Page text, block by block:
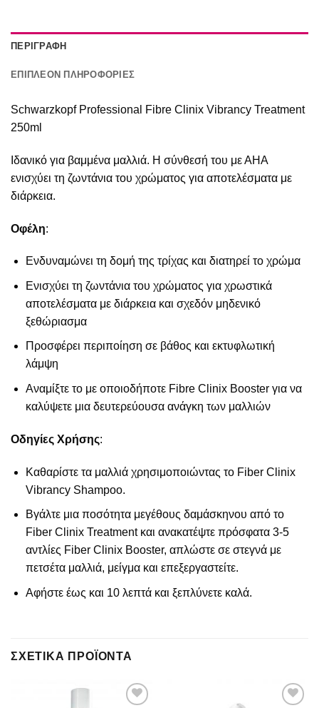
ΠΕΡΙΓΡΑΦΉ
ΕΠΙΠΛΈΟΝ ΠΛΗΡΟΦΟΡΊΕΣ
Schwarzkopf Professional Fibre Clinix Vibrancy Treatment
250ml
Ιδανικό για βαμμένα μαλλιά. Η σύνθεσή του με ΑΗΑ
ενισχύει τη ζωντάνια του χρώματος για αποτελέσματα με
διάρκεια.
Οφέλη:
Ενδυναμώνει τη δομή της τρίχας και διατηρεί το χρώμα
Ενισχύει τη ζωντάνια του χρώματος για χρωστικά
αποτελέσματα με διάρκεια και σχεδόν μηδενικό
ξεθώριασμα
Προσφέρει περιποίηση σε βάθος και εκτυφλωτική
λάμψη
Αναμίξτε το με οποιοδήποτε Fibre Clinix Booster για να
καλύψετε μια δευτερεύουσα ανάγκη των μαλλιών
Οδηγίες Χρήσης:
Καθαρίστε τα μαλλιά χρησιμοποιώντας το Fiber Clinix
Vibrancy Shampoo.
Βγάλτε μια ποσότητα μεγέθους δαμάσκηνου από το
Fiber Clinix Treatment και ανακατέψτε πρόσφατα 3-5
αντλίες Fiber Clinix Booster, απλώστε σε στεγνά με
πετσέτα μαλλιά, μείγμα και επεξεργαστείτε.
Αφήστε έως και 10 λεπτά και ξεπλύνετε καλά.
ΣΧΕΤΙΚΆ ΠΡΟΪΌΝΤΑ